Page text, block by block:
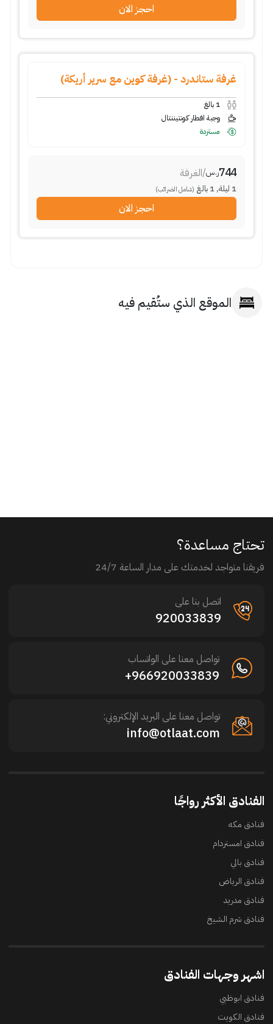
احجز الان
غرفة ستاندرد - (غرفة كوين مع سرير أريكة)
1 بالغ
وجبة افطار كونتيننتال
مستردة
744ر.س/الغرفة
1 ليلة,
1 بالغ (شامل الضرائب)
احجز الان
الموقع الذي ستُقيم فيه
تحتاج مساعدة؟
فريقنا متواجد لخدمتك على مدار الساعة 24/7
اتصل بنا على
920033839
تواصل معنا على الواتساب
966920033839+
تواصل معنا على البريد الإلكتروني:
info@otlaat.com
الفنادق الأكثر رواجًا
فنادق مكه
فنادق امستردام
فنادق بالي
فنادق الرياض
فنادق مدريد
فنادق شرم الشيخ
اشهر وجهات الفنادق
فنادق ابوظبي
فنادق الكويت